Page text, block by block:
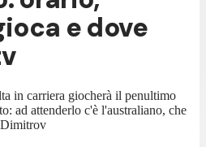
e dove
in carriera giocherà il penultimo
ad attenderlo c'è l'australiano, che